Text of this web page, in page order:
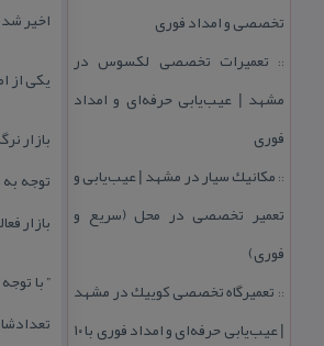
تخصصی و امداد فوری
:: تعمیرات تخصصی لكسوس در
مشهد | عیب‌یابی حرفه‌ای و امداد
فوری
:: مكانیك سیار در مشهد | عیب‌یابی و
تعمیر تخصصی در محل (سریع و
فوری)
:: تعمیرگاه تخصصی كوییك در مشهد
| عیب‌یابی حرفه‌ای و امداد فوری با ۱۰
اخیر
یكی از
بازار
بازار
” با